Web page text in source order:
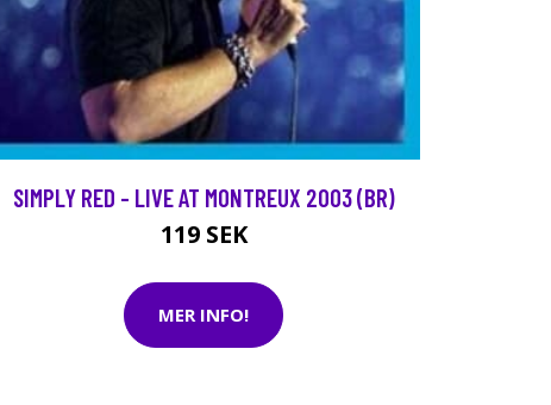
SIMPLY RED - LIVE AT MONTREUX 2003 (BR)
119 SEK
MER INFO!